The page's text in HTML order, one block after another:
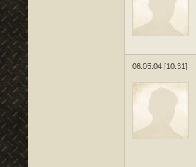
06.05.04 [10:31]